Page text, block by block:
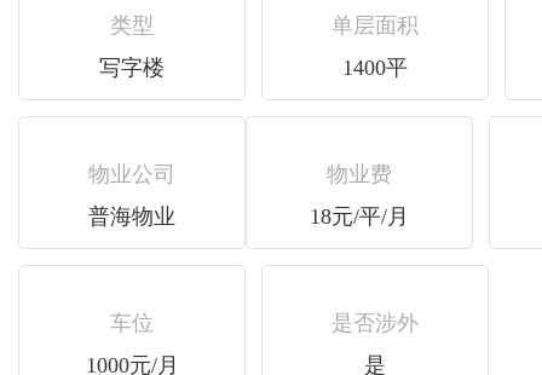
类型
写字楼
单层面积
1400平
物业公司
普海物业
物业费
18元/平/月
车位
1000元/月
是否涉外
是